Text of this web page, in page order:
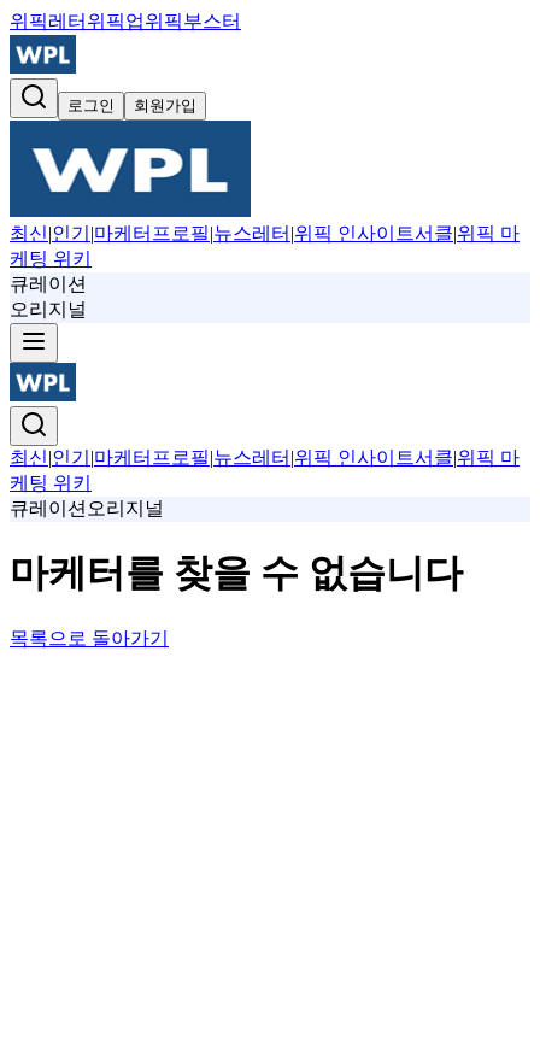
위픽레터 위픽업위픽부스터
로그인 회원가입
최신|인기 |마케터프로필|뉴스레터 |위픽 인사이트서클|위픽 마
케팅 위키
큐레이션
오리지널
최신|인기 |마케터프로필|뉴스레터 |위픽 인사이트서클|위픽 마
케팅 위키
큐레이션 오리지널
마케터를 찾을 수 없습니다
목록으로 돌아가기